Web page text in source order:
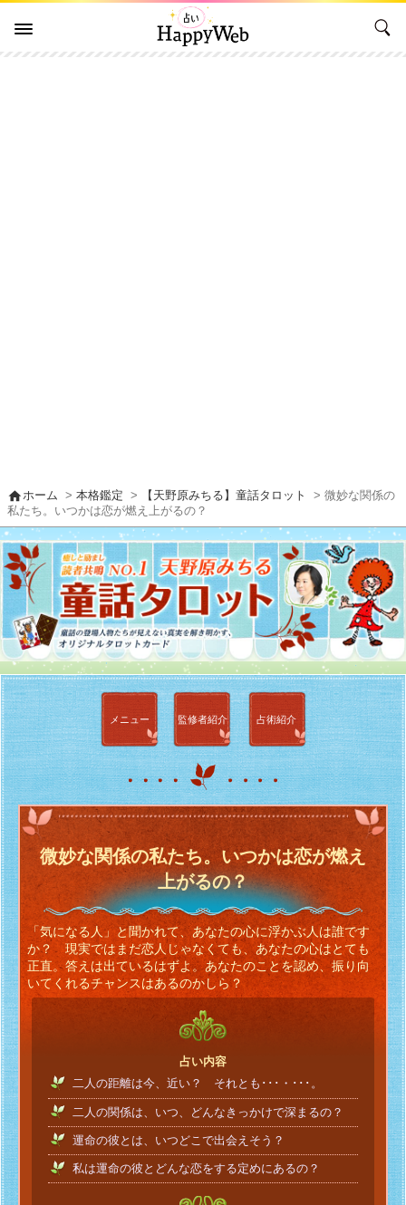
homeホーム >本格鑑定 > 【天野原みちる】童話タロット
> 微妙な関係の
私たち。いつかは恋が燃え上がるの？
メニュー 監修者紹介 占術紹介
微妙な関係の私たち。いつかは恋が燃え
上がるの？
「気になる人」と聞かれて、あなたの心に浮かぶ人は誰です
か？ 現実ではまだ恋人じゃなくても、あなたの心はとても
正直。答えは出ているはずよ。あなたのことを認め、振り向
いてくれるチャンスはあるのかしら？
占い内容
二人の距離は今、近い？ それとも･･･・･･･。
二人の関係は、いつ、どんなきっかけで深まるの？
運命の彼とは、いつどこで出会えそう？
私は運命の彼とどんな恋をする定めにあるの？